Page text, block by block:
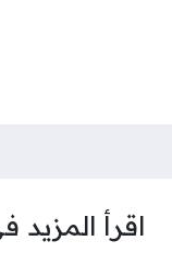
اقرأ المزيد